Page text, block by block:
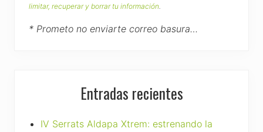
limitar, recuperar y borrar tu información
* Prometo no enviarte correo basura…
Entradas recientes
IV Serrats Aldapa Xtrem: estrenando la